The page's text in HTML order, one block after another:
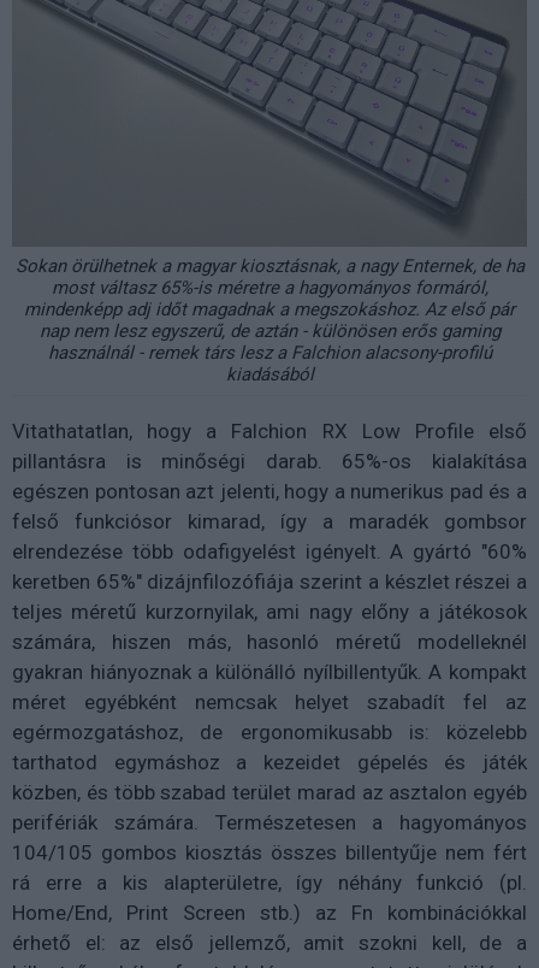
Sokan örülhetnek a magyar kiosztásnak, a nagy Enternek, de ha
most váltasz 65%-is méretre a hagyományos formáról,
mindenképp adj időt magadnak a megszokáshoz. Az első pár
nap nem lesz egyszerű, de aztán - különösen erős gaming
használnál - remek társ lesz a Falchion alacsony-profilú
kiadásából
Vitathatatlan, hogy a Falchion RX Low Profile első
pillantásra is minőségi darab. 65%-os kialakítása
egészen pontosan azt jelenti, hogy a numerikus pad és a
felső funkciósor kimarad, így a maradék gombsor
elrendezése több odafigyelést igényelt. A gyártó "60%
keretben 65%" dizájnfilozófiája szerint a készlet részei a
teljes méretű kurzornyilak, ami nagy előny a játékosok
számára, hiszen más, hasonló méretű modelleknél
gyakran hiányoznak a különálló nyílbillentyűk. A kompakt
méret egyébként nemcsak helyet szabadít fel az
egérmozgatáshoz, de ergonomikusabb is: közelebb
tarthatod egymáshoz a kezeidet gépelés és játék
közben, és több szabad terület marad az asztalon egyéb
perifériák számára. Természetesen a hagyományos
104/105 gombos kiosztás összes billentyűje nem fért
rá erre a kis alapterületre, így néhány funkció (pl.
Home/End, Print Screen stb.) az Fn kombinációkkal
érhető el: az első jellemző, amit szokni kell, de a